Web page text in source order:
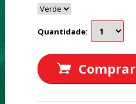
Quantidade:
Comprar